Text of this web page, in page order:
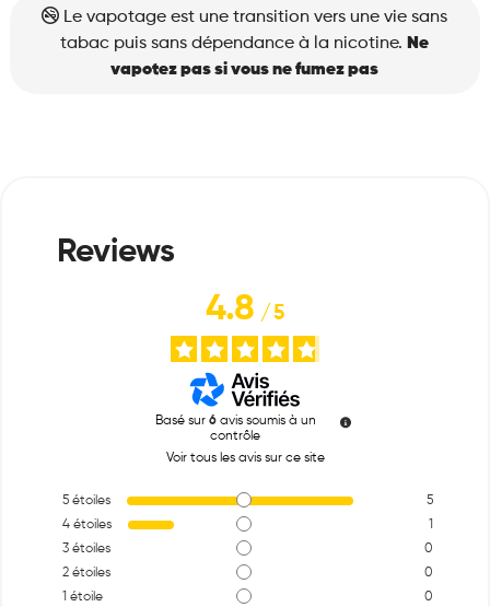
Ice
quantité
Le vapotage est une transition vers une vie sans
tabac puis sans dépendance à la nicotine. Ne
vapotez pas si vous ne fumez pas
4.8/5
Basé sur 6 avis soumis à un
contrôle
Voir tous les avis sur ce site
5 étoiles
5
4 étoiles
1
3 étoiles
0
2 étoiles
0
1 étoile 0